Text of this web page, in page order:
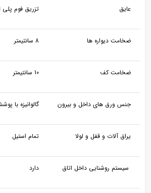
عایق تزریق فوم پلی
ضخامت دیواره ها 8 سانتیمتر
ضخامت کف 10 سانتیمتر
جنس ورق های داخل و بیرون گالوانیزه با
یراق آلات و قفل و لولا تمام استیل
سیستم روشنایی داخل اتاق دارد